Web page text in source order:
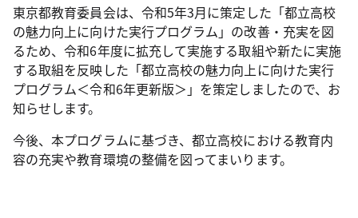
東京都教育委員会は、令和5年3月に策定した「都立高校
の魅力向上に向けた実行プログラム」の改善・充実を図
るため、令和6年度に拡充して実施する取組や新たに実施
する取組を反映した「都立高校の魅力向上に向けた実行
プログラム＜令和6年更新版＞」を策定しましたので、お
知らせします。
今後、本プログラムに基づき、都立高校における教育内
容の充実や教育環境の整備を図ってまいります。